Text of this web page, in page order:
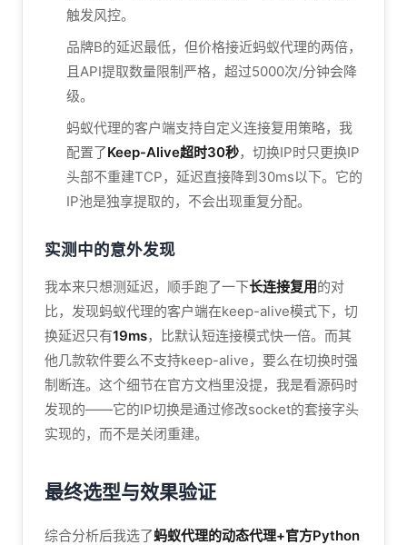
触发风控。
品牌B的延迟最低，但价格接近蚂蚁代理的两倍，
且API提取数量限制严格，超过5000次/分钟会降
级。
蚂蚁代理的客户端支持自定义连接复用策略，我
配置了Keep-Alive超时30秒，切换IP时只更换IP
头部不重建TCP，延迟直接降到30ms以下。它的
IP池是独享提取的，不会出现重复分配。
实测中的意外发现
我本来只想测延迟，顺手跑了一下长连接复用的对
比，发现蚂蚁代理的客户端在keep-alive模式下，切
换延迟只有19ms，比默认短连接模式快一倍。而其
他几款软件要么不支持keep-alive，要么在切换时强
制断连。这个细节在官方文档里没提，我是看源码时
发现的——它的IP切换是通过修改socket的套接字头
实现的，而不是关闭重建。
最终选型与效果验证
综合分析后我选了蚂蚁代理的动态代理+官方Python